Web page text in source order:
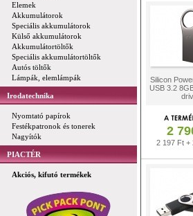
Elemek
Akkumulátorok
Speciális akkumulátorok
Külső akkumulátorok
Akkumulátortöltők
Speciális akkumulátortöltők
Autós töltők
Lámpák, elemlámpák
Irodatechnika
Nyomtató papírok
Festékpatronok és tonerek
Nagyítók
PIACTÉR
Akciós, kifutó termékek
Silicon
USB 3.2
2
2 197 Ft +